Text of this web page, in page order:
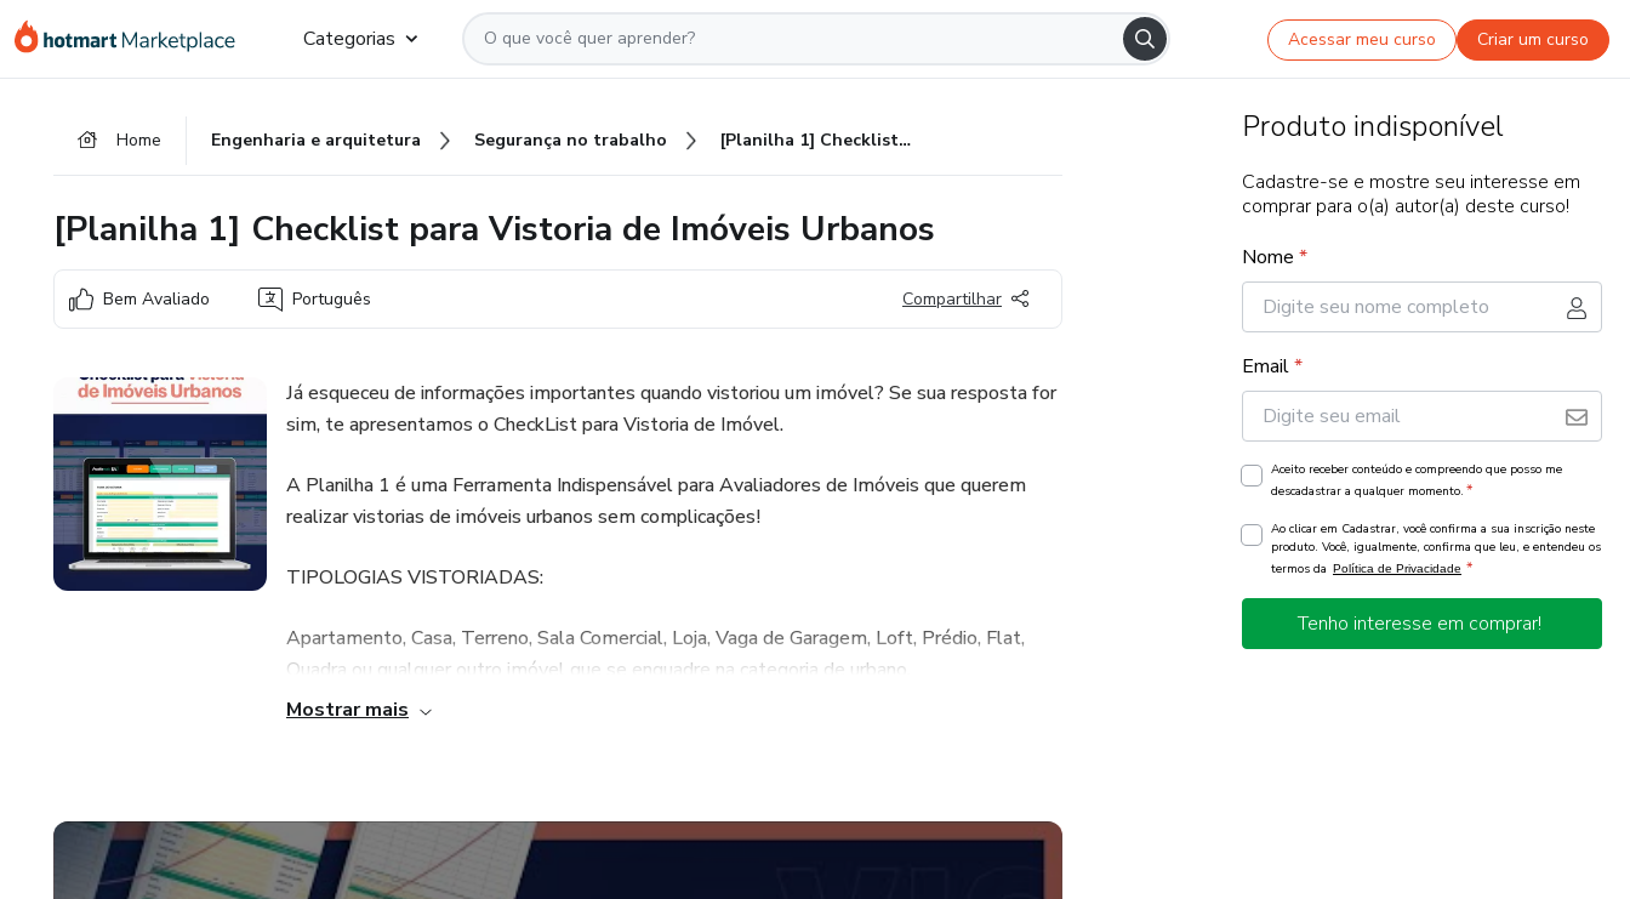
para
para
para
Categorias Acessar meu curso Criar um curso
Home Engenharia e arquitetura Segurança no trabalho [Planilha 1] Checklist para Vistoria de Imóveis Urbanos
[Planilha 1] Checklist para Vistoria de Imóveis Urbanos
Bem Avaliado Português Compartilhar
Já esqueceu de informações importantes quando vistoriou um imóvel? Se sua resposta for
sim, te apresentamos o CheckList para Vistoria de Imóvel.
A Planilha 1 é uma Ferramenta Indispensável para Avaliadores de Imóveis que querem
realizar vistorias de imóveis urbanos sem complicações!
TIPOLOGIAS VISTORIADAS:
Apartamento, Casa, Terreno, Sala Comercial, Loja, Vaga de Garagem, Loft, Prédio, Flat,
Quadra ou qualquer outro imóvel que se enquadre na categoria de urbano.
critérios necessários para ter uma vistoria impecável.
INFORMAÇÕES TÉCNICAS:
Mostrar mais
Produto indisponível
Cadastre-se e mostre seu interesse em
comprar para o(a) autor(a) deste curso!
Nome *
Email*
Aceito receber conteúdo e compreendo que posso me
descadastrar a qualquer momento. *
Ao clicar em Cadastrar, você confirma a sua inscrição neste
produto. Você, igualmente, confirma que leu, e entendeu os
termos da Política de Privacidade *
Tenho interesse em comprar!